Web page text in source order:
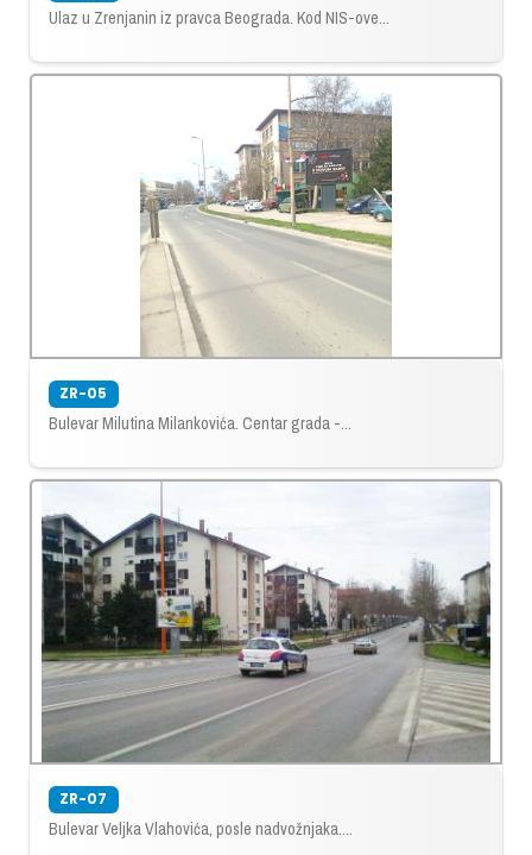
Ulaz u Zrenjanin iz pravca Beograda. Kod NIS-ove...
ZR-05
Bulevar Milutina Milankovića. Centar grada -...
ZR-07
Bulevar Veljka Vlahovića, posle nadvožnjaka....